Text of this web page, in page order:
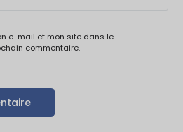
e-mail et mon site dans le
commentaire.